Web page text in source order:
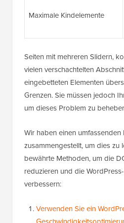
Maximale Kindelemente
Seiten mit mehreren Slidern,
vielen verschachtelten
eingebetteten Elementen
Grenzen. Sie müssen jedoch
um dieses Problem zu
Wir haben einen umfassenden
zusammengestellt, um dies zu
bewährte Methoden, um die
reduzieren und die
verbessern:
Verwenden Sie ein